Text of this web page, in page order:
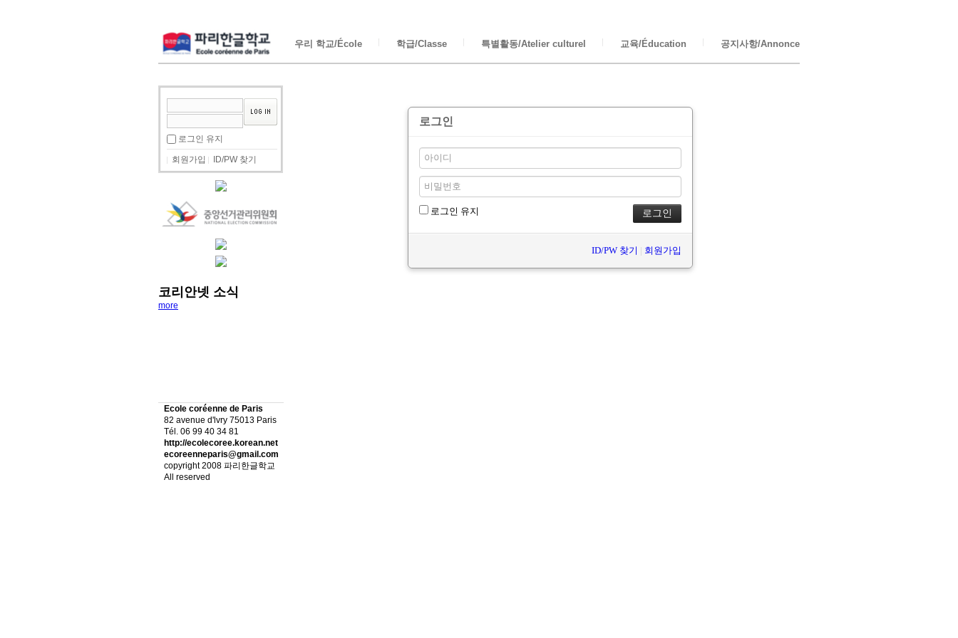
우리 학교/École 학급/Classe 특별활동/Atelier culturel 교육/Éducation 공지사항/Annonce
로그인 유지
회원가입 ID/PW 찾기
코리안넷 소식
more
Ecole coréenne de Paris
82 avenue d'lvry 75013 Paris
Tél. 06 99 40 34 81
http://ecolecoree.korean.net
ecoreenneparis@gmail.com
copyright 2008 파리한글학교
All reserved
로그인
로그인 유지
ID/PW 찾기 | 회원가입